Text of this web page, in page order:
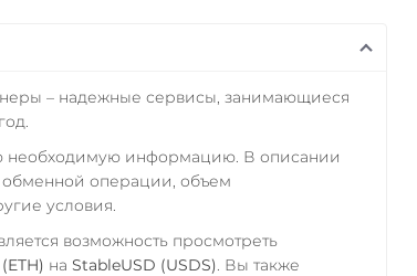
– надежные сервисы, занимающиеся
необходимую информацию. В описании
обменной операции, объем
условия.
возможность просмотреть
на StableUSD (USDS). Вы также